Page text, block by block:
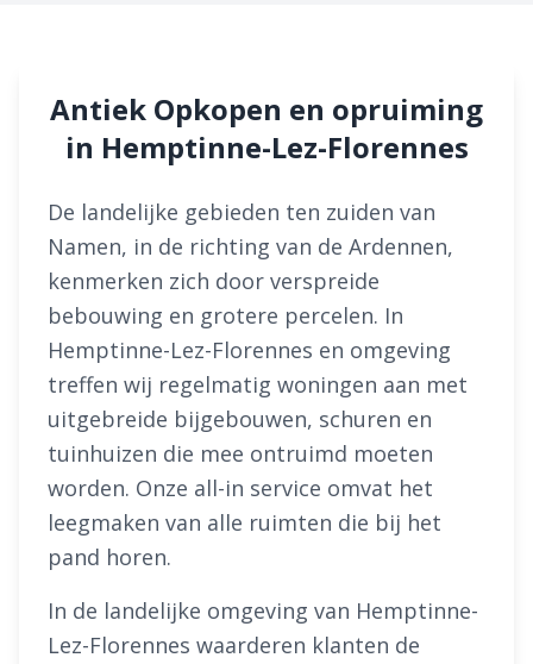
Antiek Opkopen en opruiming
in Hemptinne-Lez-Florennes
De landelijke gebieden ten zuiden van
Namen, in de richting van de Ardennen,
kenmerken zich door verspreide
bebouwing en grotere percelen. In
Hemptinne-Lez-Florennes en omgeving
treffen wij regelmatig woningen aan met
uitgebreide bijgebouwen, schuren en
tuinhuizen die mee ontruimd moeten
worden. Onze all-in service omvat het
leegmaken van alle ruimten die bij het
pand horen.
In de landelijke omgeving van Hemptinne-
Lez-Florennes waarderen klanten de